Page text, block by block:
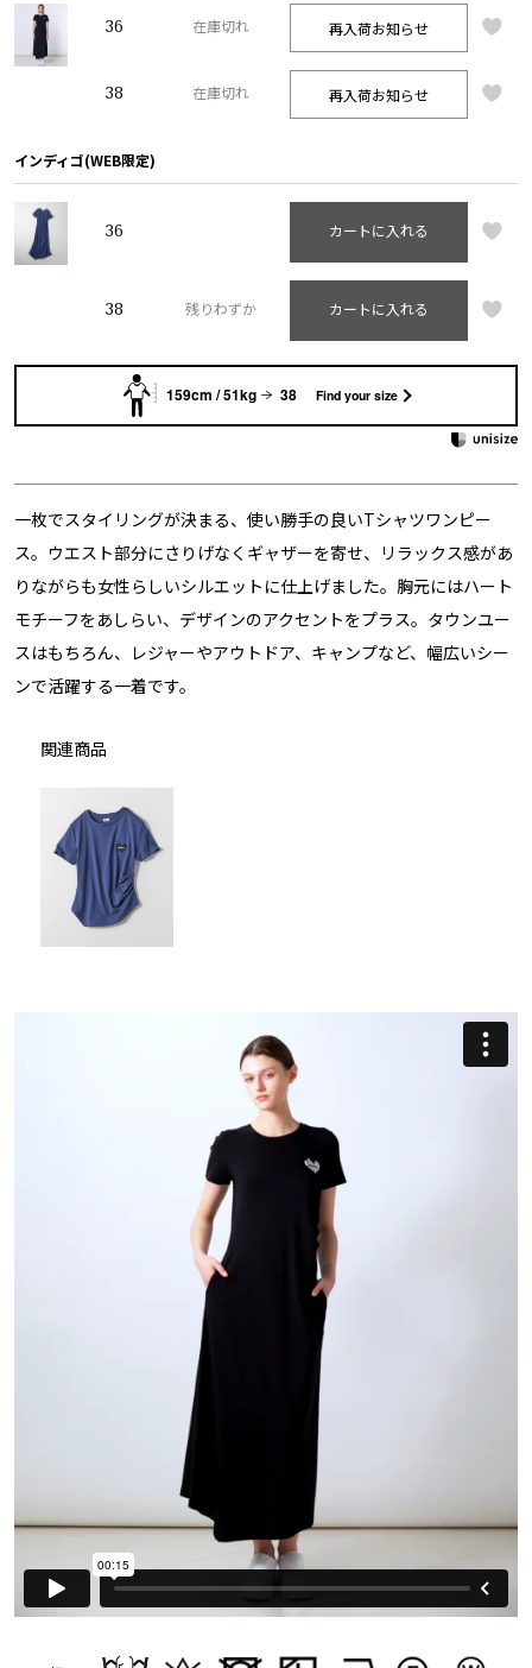
36 在庫切れ 再入荷お知らせ
38 在庫切れ 再入荷お知らせ
インディゴ(WEB限定)
36 カートに入れる
38 残りわずか カートに入れる
159cm / 51kg 38 Find your size
一枚でスタイリングが決まる、使い勝手の良いTシャツワンピー
ス。ウエスト部分にさりげなくギャザーを寄せ、リラックス感があ
りながらも女性らしいシルエットに仕上げました。胸元にはハート
モチーフをあしらい、デザインのアクセントをプラス。タウンユー
スはもちろん、レジャーやアウトドア、キャンプなど、幅広いシー
ンで活躍する一着です。
関連商品